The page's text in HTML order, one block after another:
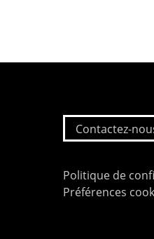
Contactez-
Politique de
Préférences